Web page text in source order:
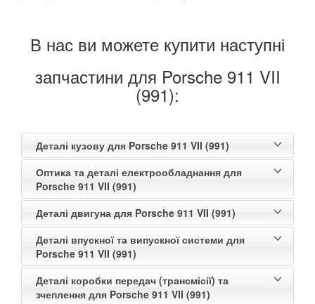
В нас ви можете купити наступні
запчастини для Porsche 911 VII
(991):
Деталі кузову для Porsche 911 VII (991)
Оптика та деталі електрообладнання для
Porsche 911 VII (991)
Деталі двигуна для Porsche 911 VII (991)
Деталі впускної та випускної системи для
Porsche 911 VII (991)
Деталі коробки передач (трансмісії) та
зчеплення для Porsche 911 VII (991)